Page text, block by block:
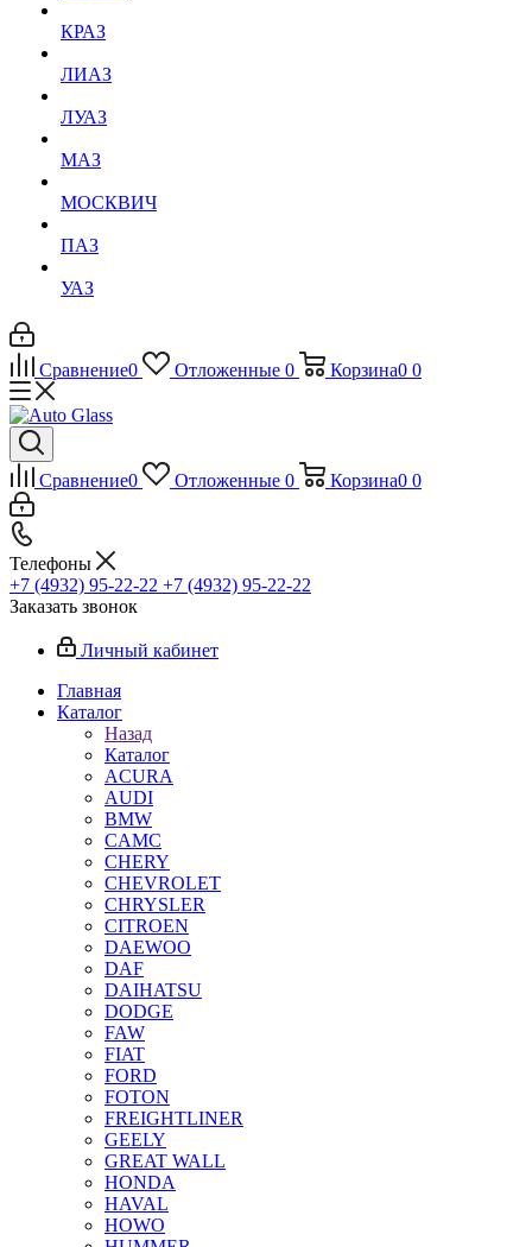
КРАЗ
ЛИАЗ
ЛУАЗ
МАЗ
МОСКВИЧ
ПАЗ
УАЗ
Сравнение0 Отложенные 0 Корзина0 0
Сравнение0 Отложенные 0 Корзина0 0
Телефоны
+7 (4932) 95-22-22 +7 (4932) 95-22-22
Заказать звонок
Личный кабинет
Главная
Каталог
Назад
Каталог
ACURA
AUDI
BMW
CAMC
CHERY
CHEVROLET
CHRYSLER
CITROEN
DAEWOO
DAF
DAIHATSU
DODGE
FAW
FIAT
FORD
FOTON
FREIGHTLINER
GEELY
GREAT WALL
HONDA
HAVAL
HOWO